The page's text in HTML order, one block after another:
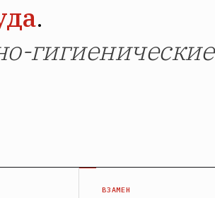
.
гигиенические
ВЗАМЕН